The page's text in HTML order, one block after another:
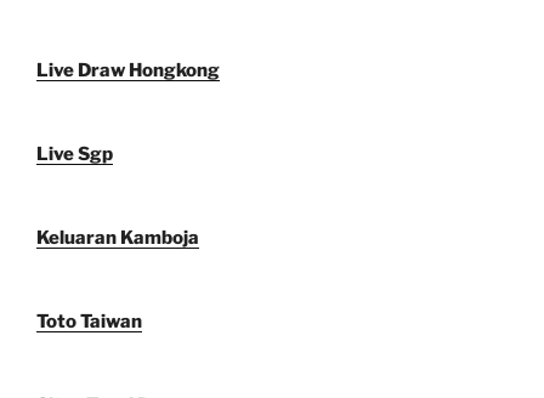
Live Draw Hongkong
Live Sgp
Keluaran Kamboja
Toto Taiwan